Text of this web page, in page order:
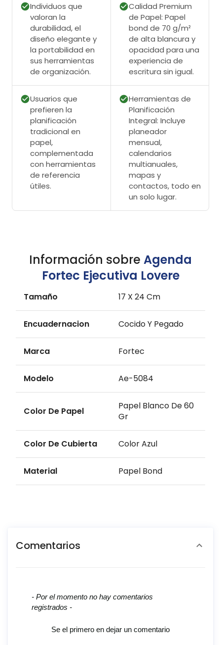
Individuos que
valoran la
durabilidad, el
diseño elegante y
la portabilidad en
sus herramientas
de organización.
Calidad Premium
de Papel: Papel
bond de 70 g/m²
de alta blancura y
opacidad para una
experiencia de
escritura sin igual.
Usuarios que
prefieren la
planificación
tradicional en
papel,
complementada
con herramientas
de referencia
útiles.
Herramientas de
Planificación
Integral: Incluye
planeador
mensual,
calendarios
multianuales,
mapas y
contactos, todo en
un solo lugar.
Información sobre Agenda
Fortec Ejecutiva Lovere
Tamaño 17 X 24 Cm
Encuadernacion Cocido Y Pegado
Marca Fortec
Modelo Ae-5084
Color De Papel
Papel Blanco De 60
Gr
Color De Cubierta Color Azul
Material Papel Bond
Comentarios
- Por el momento no hay comentarios
registrados -
Se el primero en dejar un comentario
New content loaded